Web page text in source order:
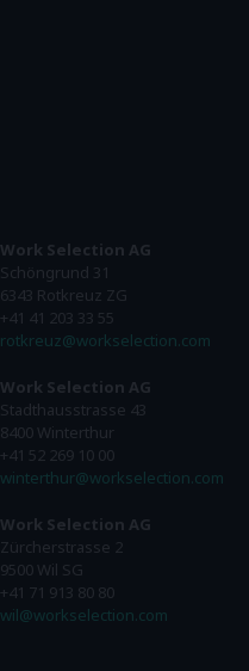
Work Selection AG
Schöngrund 31
6343 Rotkreuz ZG
+41 41 203 33 55
rotkreuz@workselection.com
Work Selection AG
Stadthausstrasse 43
8400 Winterthur
+41 52 269 10 00
winterthur@workselection.com
Work Selection AG
Zürcherstrasse 2
9500 Wil SG
+41 71 913 80 80
wil@workselection.com